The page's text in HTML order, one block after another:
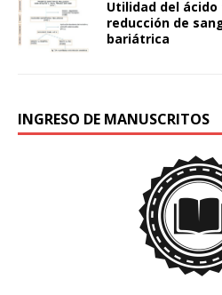
Utilidad del
reducción de
bariátrica
INGRESO DE MANUSCRITOS